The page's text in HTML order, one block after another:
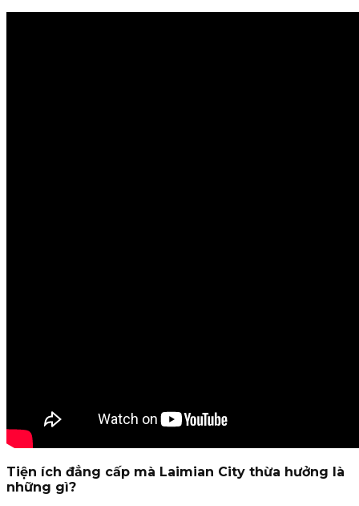
Tiện ích đẳng cấp mà Laimian City thừa hưởng là
những gì?